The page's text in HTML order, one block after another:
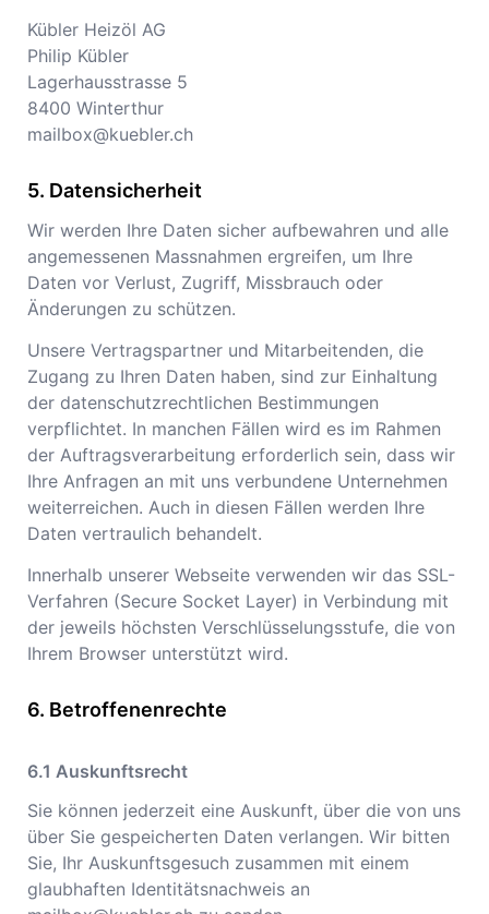
Kübler Heizöl AG
Philip Kübler
Lagerhausstrasse 5
8400 Winterthur
mailbox@kuebler.ch
Datensicherheit
Wir werden Ihre Daten sicher aufbewahren und alle
angemessenen Massnahmen ergreifen, um Ihre
Daten vor Verlust, Zugriff, Missbrauch oder
Änderungen zu schützen.
Unsere Vertragspartner und Mitarbeitenden, die
Zugang zu Ihren Daten haben, sind zur Einhaltung
der datenschutzrechtlichen Bestimmungen
verpflichtet. In manchen Fällen wird es im Rahmen
der Auftragsverarbeitung erforderlich sein, dass wir
Ihre Anfragen an mit uns verbundene Unternehmen
weiterreichen. Auch in diesen Fällen werden Ihre
Daten vertraulich behandelt.
Innerhalb unserer Webseite verwenden wir das SSL-
Verfahren (Secure Socket Layer) in Verbindung mit
der jeweils höchsten Verschlüsselungsstufe, die von
Ihrem Browser unterstützt wird.
Betroffenenrechte
Auskunftsrecht
Sie können jederzeit eine Auskunft, über die von uns
über Sie gespeicherten Daten verlangen. Wir bitten
Sie, Ihr Auskunftsgesuch zusammen mit einem
glaubhaften Identitätsnachweis an